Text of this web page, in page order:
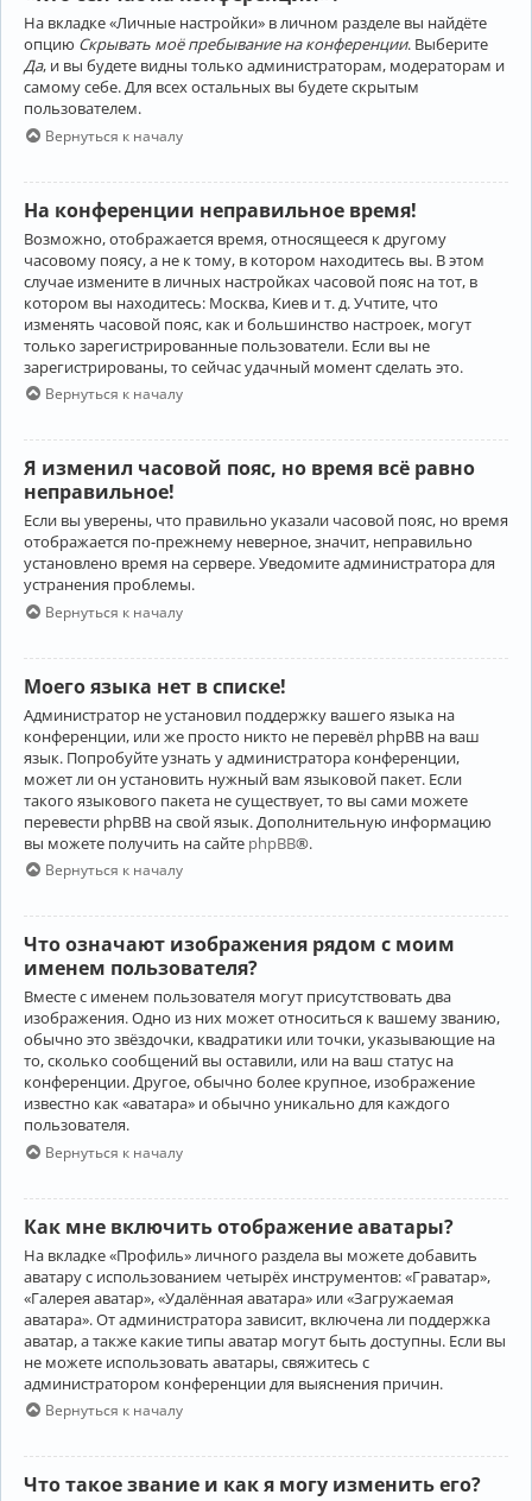
На вкладке «Личные настройки» в личном разделе вы найдёте
опцию Скрывать моё пребывание на конференции. Выберите
Да, и вы будете видны только администраторам, модераторам и
самому себе. Для всех остальных вы будете скрытым
пользователем.
Вернуться к началу
На конференции неправильное время!
Возможно, отображается время, относящееся к другому
часовому поясу, а не к тому, в котором находитесь вы. В этом
случае измените в личных настройках часовой пояс на тот, в
котором вы находитесь: Москва, Киев и т. д. Учтите, что
изменять часовой пояс, как и большинство настроек, могут
только зарегистрированные пользователи. Если вы не
зарегистрированы, то сейчас удачный момент сделать это.
Вернуться к началу
Я изменил часовой пояс, но время всё равно
неправильное!
Если вы уверены, что правильно указали часовой пояс, но время
отображается по-прежнему неверное, значит, неправильно
установлено время на сервере. Уведомите администратора для
устранения проблемы.
Вернуться к началу
Моего языка нет в списке!
Администратор не установил поддержку вашего языка на
конференции, или же просто никто не перевёл phpBB на ваш
язык. Попробуйте узнать у администратора конференции,
может ли он установить нужный вам языковой пакет. Если
такого языкового пакета не существует, то вы сами можете
перевести phpBB на свой язык. Дополнительную информацию
вы можете получить на сайте phpBB®.
Вернуться к началу
Что означают изображения рядом с моим
именем пользователя?
Вместе с именем пользователя могут присутствовать два
изображения. Одно из них может относиться к вашему званию,
обычно это звёздочки, квадратики или точки, указывающие на
то, сколько сообщений вы оставили, или на ваш статус на
конференции. Другое, обычно более крупное, изображение
известно как «аватара» и обычно уникально для каждого
пользователя.
Вернуться к началу
Как мне включить отображение аватары?
На вкладке «Профиль» личного раздела вы можете добавить
аватару с использованием четырёх инструментов: «Граватар»,
«Галерея аватар», «Удалённая аватара» или «Загружаемая
аватара». От администратора зависит, включена ли поддержка
аватар, а также какие типы аватар могут быть доступны. Если вы
не можете использовать аватары, свяжитесь с
администратором конференции для выяснения причин.
Вернуться к началу
Что такое звание и как я могу изменить его?